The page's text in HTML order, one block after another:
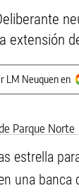
extensión
LM Neuquen en
estrella
una banca